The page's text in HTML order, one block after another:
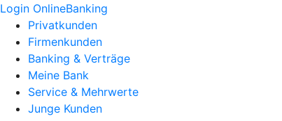
Login OnlineBanking
Privatkunden
Firmenkunden
Banking & Verträge
Meine Bank
Service & Mehrwerte
Junge Kunden